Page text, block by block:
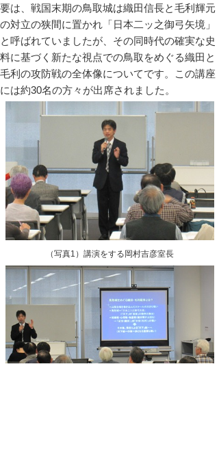
要は、戦国末期の鳥取城は織田信長と毛利輝元
の対立の狭間に置かれ「日本二ッ之御弓矢境」
と呼ばれていましたが、その同時代の確実な史
料に基づく新たな視点での鳥取をめぐる織田と
毛利の攻防戦の全体像についてです。この講座
には約30名の方々が出席されました。
（写真1）講演をする岡村吉彦室長